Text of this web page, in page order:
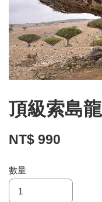
頂級索島
NT$ 990
數量